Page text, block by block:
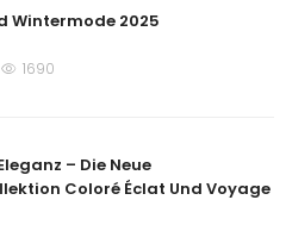
Wintermode 2025
1690
– Die Neue
Coloré Éclat Und Voyage